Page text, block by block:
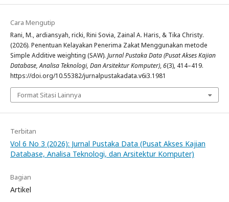
Cara Mengutip
Rani, M., ardiansyah, ricki, Rini Sovia, Zainal A. Haris, & Tika Christy.
(2026). Penentuan Kelayakan Penerima Zakat Menggunakan metode
Simple Additive weighting (SAW). Jurnal Pustaka Data (Pusat Akses Kajian
Database, Analisa Teknologi, Dan Arsitektur Komputer),6(3), 414–419.
https://doi.org/10.55382/jurnalpustakadata.v6i3.1981
Format Sitasi Lainnya
Terbitan
Vol 6 No 3 (2026): Jurnal Pustaka Data (Pusat Akses Kajian
Database, Analisa Teknologi, dan Arsitektur Komputer)
Bagian
Artikel